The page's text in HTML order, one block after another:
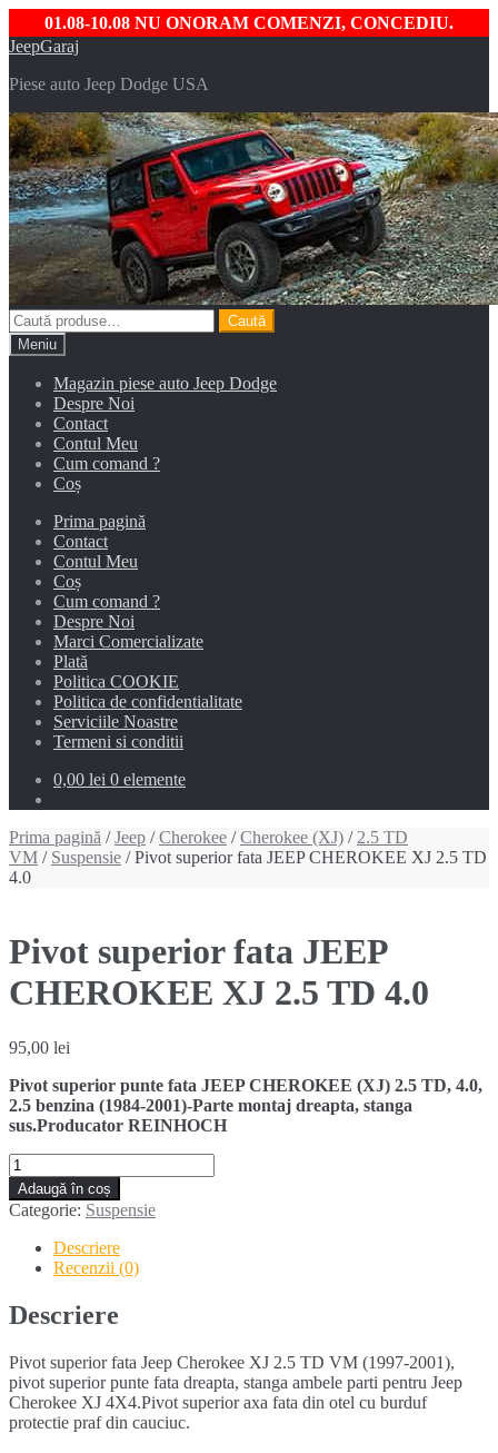
01.08-10.08 NU ONORAM COMENZI, CONCEDIU.
Sari
navigare
Sari
conținut
JeepGaraj
Piese auto Jeep Dodge USA
Caută
după:
Caută
Meniu
Magazin piese auto Jeep Dodge
Despre Noi
Contact
Contul Meu
Cum comand ?
Coș
Prima pagină
Contact
Contul Meu
Coș
Cum comand ?
Despre Noi
Marci Comercializate
Plată
Politica COOKIE
Politica de confidentialitate
Serviciile Noastre
Termeni si conditii
0,00 lei 0 elemente
Prima pagină /Jeep /Cherokee /Cherokee (XJ) / 2.5 TD
VM / Suspensie / Pivot superior fata JEEP CHEROKEE XJ 2.5 TD
4.0
Pivot superior fata JEEP
CHEROKEE XJ 2.5 TD 4.0
95,00 lei
Pivot superior punte fata JEEP CHEROKEE (XJ) 2.5 TD, 4.0,
2.5 benzina (1984-2001)-Parte montaj dreapta, stanga
sus.Producator REINHOCH
Cantitate
Pivot
superior
fata
JEEP
CHEROKEE
2.5
TD
Adaugă în coș
Categorie: Suspensie
Descriere
Recenzii (0)
Descriere
Pivot superior fata Jeep Cherokee XJ 2.5 TD VM (1997-2001),
pivot superior punte fata dreapta, stanga ambele parti pentru Jeep
Cherokee XJ 4X4.Pivot superior axa fata din otel cu burduf
protectie praf din cauciuc.